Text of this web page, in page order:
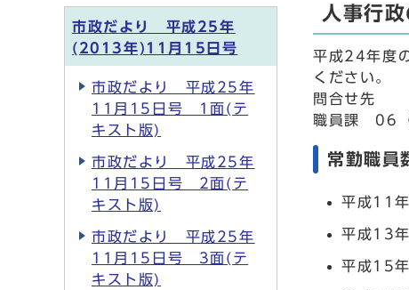
人事行
平成24年度
ください。
問合せ先
職員課 06
常勤職員
平成11
平成13
平成15
市政だより 平成25年
(2013年)11月15日号
市政だより 平成25年
11月15日号 1面(テ
キスト版)
市政だより 平成25年
11月15日号 2面(テ
キスト版)
市政だより 平成25年
11月15日号 3面(テ
キスト版)